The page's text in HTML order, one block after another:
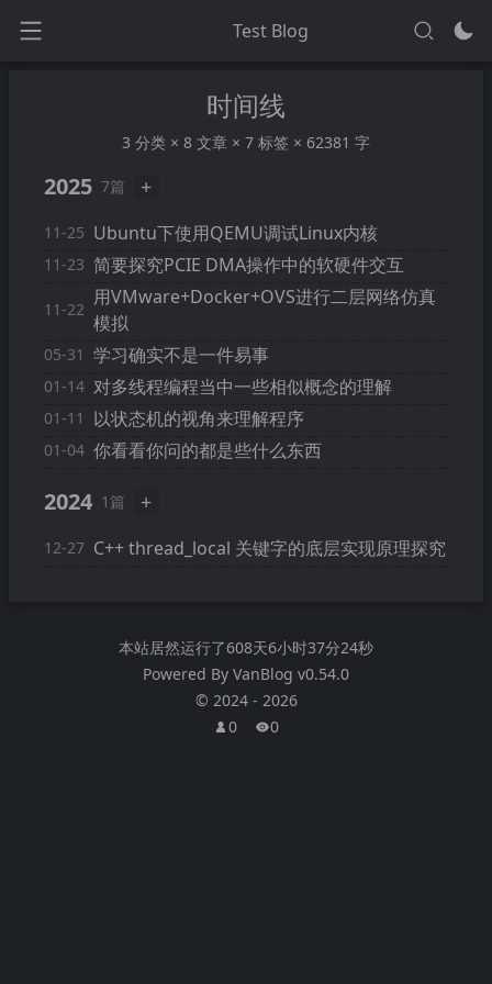
Test Blog
时间线
3 分类 × 8 文章 × 7 标签 × 62381 字
2025 7篇 +
11-25 Ubuntu下使用QEMU调试Linux内核
11-23 简要探究PCIE DMA操作中的软硬件交互
11-22
用VMware+Docker+OVS进行二层网络仿真
模拟
05-31 学习确实不是一件易事
01-14 对多线程编程当中一些相似概念的理解
01-11 以状态机的视角来理解程序
01-04 你看看你问的都是些什么东西
2024 1篇 +
12-27 C++ thread_local 关键字的底层实现原理探究
本站居然运行了608天6小时37分24秒
Powered By VanBlog v0.54.0
© 2024- 2026
0
0